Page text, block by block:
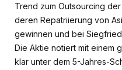
Trend zum Outsourcing
deren Repatriierung von
gewinnen und bei
Die Aktie notiert mit einem
klar unter dem 5-Jahres-